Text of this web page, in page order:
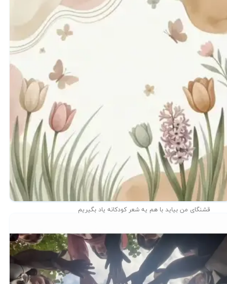
قشنگای من بيايد با هم یه شعر کودکانه ياد بگیریم